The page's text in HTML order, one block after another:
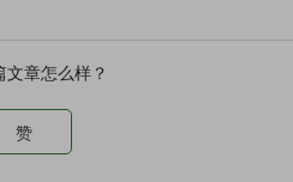
像在交流、激辩和争吵，虽然急
扑噜一声飞起。但飞不远，落在
了一张餐桌。鸽子熟悉与人类交
文章怎么样？
赞